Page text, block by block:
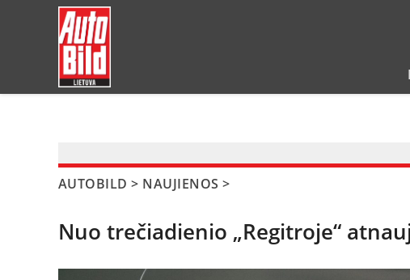
AUTOBILD > NAUJIENOS >
Nuo trečiadienio „Regitroje“